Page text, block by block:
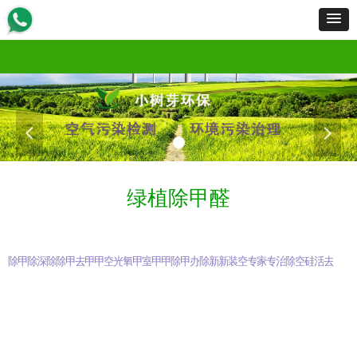
首页 服务范围服务流程工程案例产品展示新闻资讯资质荣誉招商加盟关于我们
联
绿植除甲醛
넳 넲
除甲醛知识甲醛是什么除甲醛深圳除甲醛除甲醛公司除甲醛最有效方法甲醛检测仪去除甲醛甲醛治理甲醛去除方法空气检测光触媒除甲醛氧触媒除甲醛甲醛检测室内甲醛检测甲醛怎么除甲醛克星除甲醛产品甲醛清除剂知识办公室除甲醛除甲醛专业公司新车除甲醛新房除甲醛装修除甲醛空气污染治理专业检测甲醛家具除甲醛专业除甲醛治理甲醛公司除装修异味空气净化硅藻泥除甲醛活性炭除甲醛